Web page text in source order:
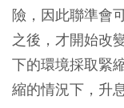
險，因此聯準會
之後，才開始改
下的環境採取緊
縮的情況下，升